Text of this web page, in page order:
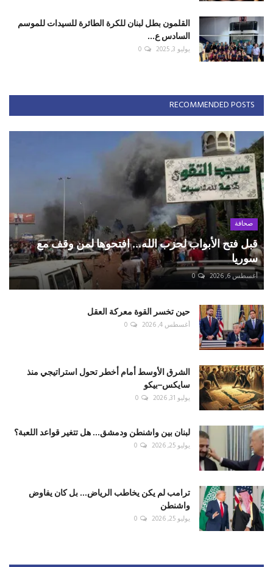
القلمون بطل لبنان للكرة الطائرة للسيدات للموسم
السادس ع...
يوليو 3, 2025 0
RECOMMENDED POSTS
صحافة
قبل فتح الأبواب لحزب الله... افتحوها لمن وقف مع
سوريا
أغسطس 6, 2026 0
حين تخسر القوة معركة العقل
أغسطس 4, 2026 0
الشرق الأوسط أمام أخطر تحول استراتيجي منذ
سايكس–بيكو
يوليو 31, 2026 0
لبنان بين واشنطن ودمشق... هل تتغير قواعد اللعبة؟
يوليو 25, 2026 0
ترامب لم يكن يخاطب الرياض... بل كان يفاوض
واشنطن
يوليو 25, 2026 0